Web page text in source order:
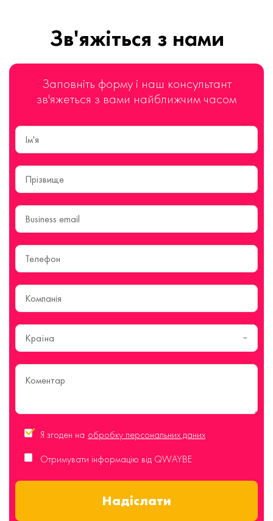
Зв'яжіться з нами
Заповніть форму і наш консультант
зв'яжеться з вами найближчим часом
Країна
Я згоден на обробку персональних даних
Отримувати інформацію від QWAYBE
Надіслати